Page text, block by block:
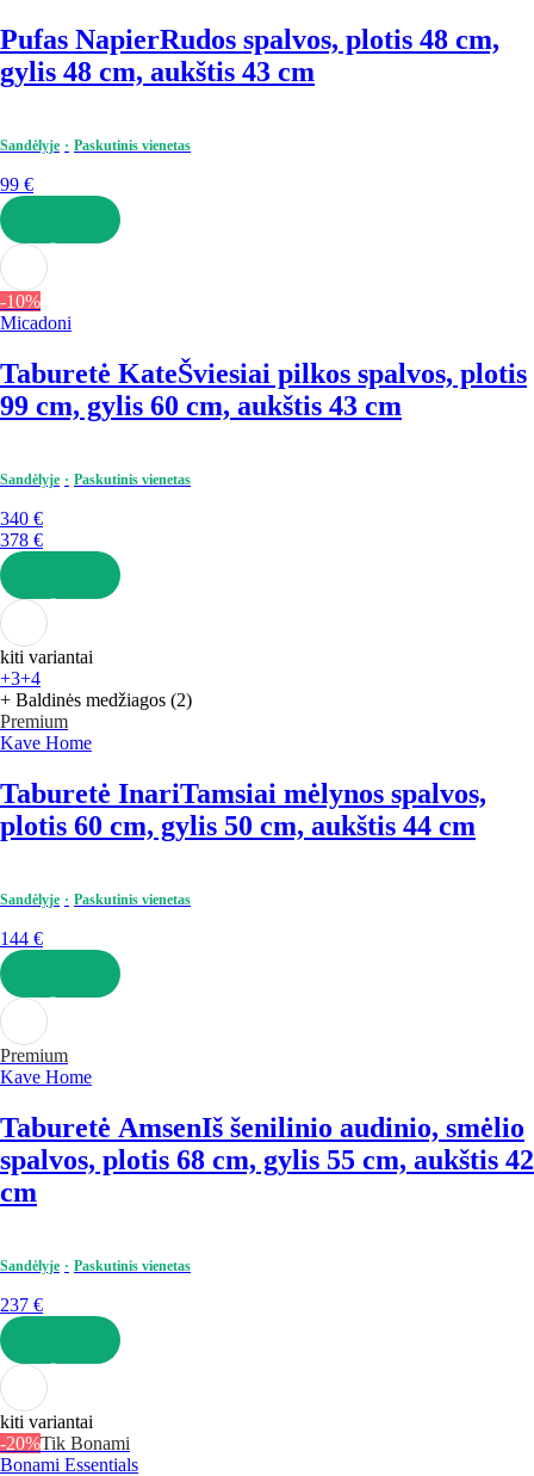
Pufas NapierRudos spalvos, plotis 48 cm,
gylis 48 cm, aukštis 43 cm
Sandėlyje Paskutinis vienetas
99 €
Į KREPŠELĮ
-10%
Micadoni
Taburetė KateŠviesiai pilkos spalvos, plotis
99 cm, gylis 60 cm, aukštis 43 cm
Sandėlyje Paskutinis vienetas
340 €
378 €
Į KREPŠELĮ
kiti variantai
+3+4
+ Baldinės medžiagos (2)
Premium
Kave Home
Taburetė InariTamsiai mėlynos spalvos,
plotis 60 cm, gylis 50 cm, aukštis 44 cm
Sandėlyje Paskutinis vienetas
144 €
Į KREPŠELĮ
Premium
Kave Home
Taburetė AmsenIš šenilinio audinio, smėlio
spalvos, plotis 68 cm, gylis 55 cm, aukštis 42
cm
Sandėlyje Paskutinis vienetas
237 €
Į KREPŠELĮ
kiti variantai
-20%Tik Bonami
Bonami Essentials